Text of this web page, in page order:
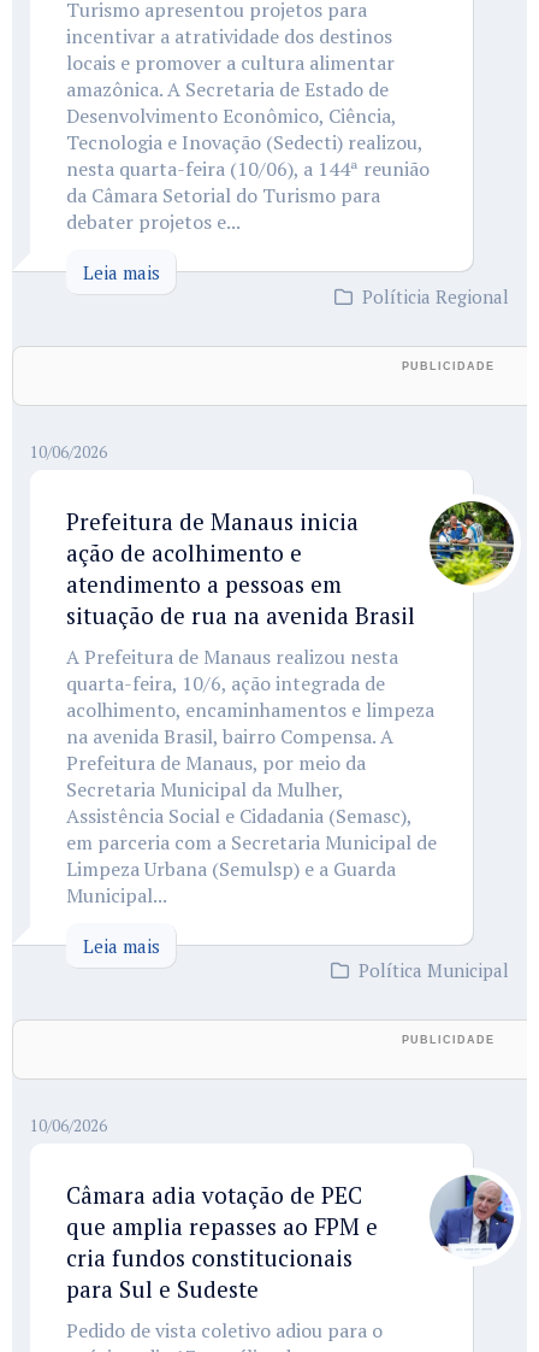
Turismo apresentou projetos para
incentivar a atratividade dos destinos
locais e promover a cultura alimentar
amazônica. A Secretaria de Estado de
Desenvolvimento Econômico, Ciência,
Tecnologia e Inovação (Sedecti) realizou,
nesta quarta-feira (10/06), a 144ª reunião
da Câmara Setorial do Turismo para
debater projetos e...
Leia mais
Políticia Regional
10/06/2026
Prefeitura de Manaus inicia
ação de acolhimento e
atendimento a pessoas em
situação de rua na avenida Brasil
A Prefeitura de Manaus realizou nesta
quarta-feira, 10/6, ação integrada de
acolhimento, encaminhamentos e limpeza
na avenida Brasil, bairro Compensa. A
Prefeitura de Manaus, por meio da
Secretaria Municipal da Mulher,
Assistência Social e Cidadania (Semasc),
em parceria com a Secretaria Municipal de
Limpeza Urbana (Semulsp) e a Guarda
Municipal...
Leia mais
Política Municipal
10/06/2026
Câmara adia votação de PEC
que amplia repasses ao FPM e
cria fundos constitucionais
para Sul e Sudeste
Pedido de vista coletivo adiou para o